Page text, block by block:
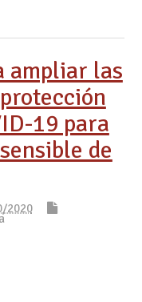
ampliar las
19 para
de
2020